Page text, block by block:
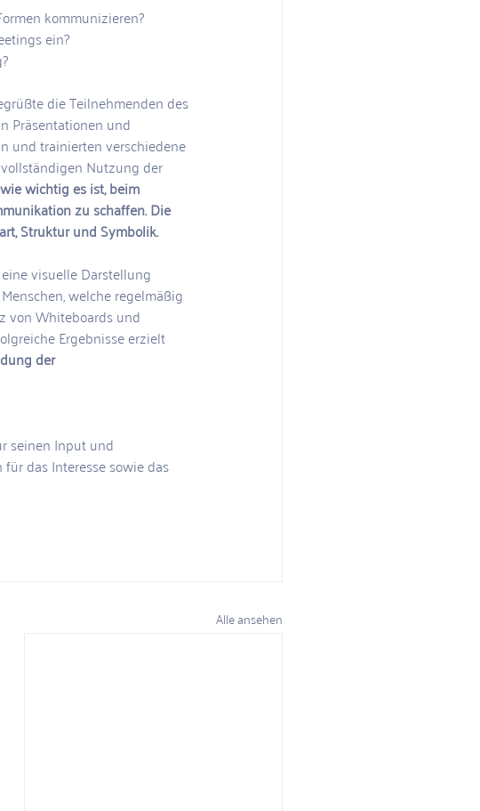
kommunizieren?
ein?
die Teilnehmenden des
Präsentationen und
und trainierten verschiedene
Nutzung der
wichtig es ist, beim
zu schaffen. Die
Struktur und Symbolik.
visuelle Darstellung
welche regelmäßig
von Whiteboards und
Ergebnisse erzielt
der
seinen Input und
das Interesse sowie das
Alle ansehen